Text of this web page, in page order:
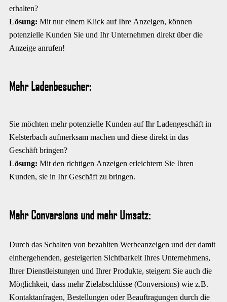
erhalten?
Lösung: Mit nur einem Klick auf Ihre Anzeigen, können
potenzielle Kunden Sie und Ihr Unternehmen direkt über die
Anzeige anrufen!
Mehr Ladenbesucher:
Sie möchten mehr potenzielle Kunden auf Ihr Ladengeschäft in
Kelsterbach aufmerksam machen und diese direkt in das
Geschäft bringen?
Lösung: Mit den richtigen Anzeigen erleichtern Sie Ihren
Kunden, sie in Ihr Geschäft zu bringen.
Mehr Conversions und mehr Umsatz:
Durch das Schalten von bezahlten Werbeanzeigen und der damit
einhergehenden, gesteigerten Sichtbarkeit Ihres Unternehmens,
Ihrer Dienstleistungen und Ihrer Produkte, steigern Sie auch die
Möglichkeit, dass mehr Zielabschlüsse (Conversions) wie z.B.
Kontaktanfragen, Bestellungen oder Beauftragungen durch die